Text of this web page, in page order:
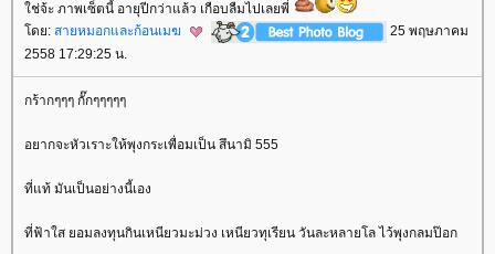
ช่จ้ะ ภาพเซ็ตนี้ อายุปีกว่าแล้ว เกือบลืมไปเลยพี่
ดย: สายหมอกและก้อนเมฆ
25 พฤษภาคม
2558 17:29:25 น.
กร้ากๆๆๆ กั๊กๆๆๆๆๆ
อยากจะหัวเราะให้พุงกระเพื่อมเป็น สึนามิ 555
ที่แท้ มันเป็นอย่างนี้เอง
ที่ฟ้าใส ยอมลงทุนกินเหนียวมะม่วง เหนียวทุเรียน วันละหลายโล ไว้พุงกลมป๊อก